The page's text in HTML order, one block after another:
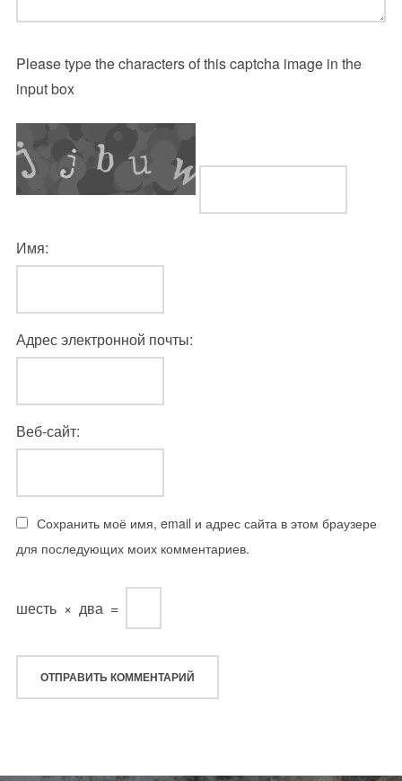
Please type the characters of this captcha image in the
input box
Имя:
Адрес электронной почты:
Веб-сайт:
Сохранить моё имя, email и адрес сайта в этом браузере
для последующих моих комментариев.
шесть × два =